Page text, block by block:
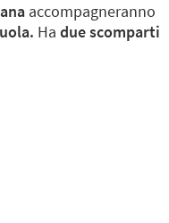
accompagneranno
Ha due scomparti